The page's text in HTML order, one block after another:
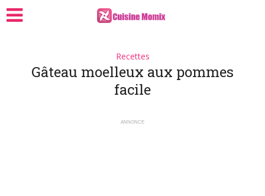
Recettes
Gâteau moelleux aux pommes
facile
ANNONCE